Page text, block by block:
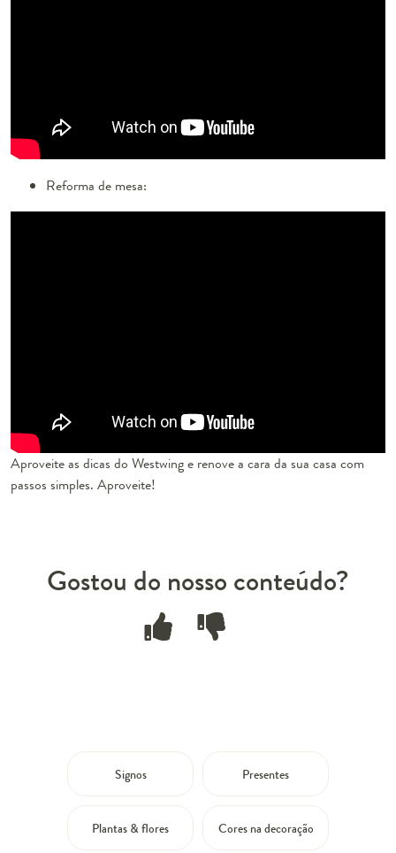
Reforma de mesa:
Aproveite as dicas do Westwing e renove a cara da sua casa com
passos simples. Aproveite!
Gostou do nosso conteúdo?
Signos Presentes
Plantas & flores Cores na decoração